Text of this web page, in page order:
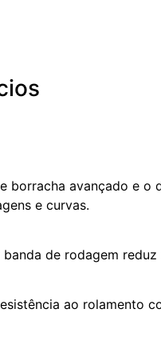
borracha avançado e o
e curvas.
banda de rodagem
ao rolamento